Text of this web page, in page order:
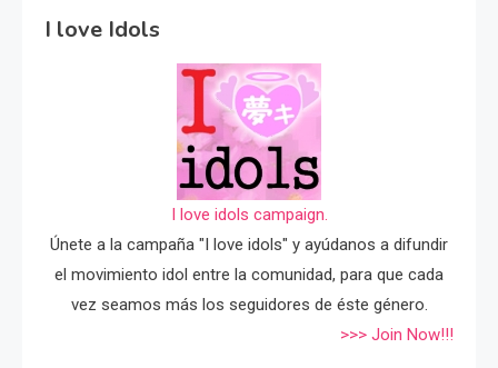
I love Idols
I love idols campaign.
Únete a la campaña "I love idols" y ayúdanos a difundir
el movimiento idol entre la comunidad, para que cada
vez seamos más los seguidores de éste género.
>>> Join Now!!!